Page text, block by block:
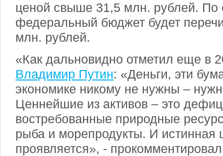
ценой свыше 31,5 млн. рублей. По
федеральный бюджет будет
млн. рублей.
«Как дальновидно отметил еще в
Владимир Путин: «Деньги, эти
экономике никому не нужны –
Ценнейшие из активов – это
востребованные природные
рыба и морепродукты. И истинная
проявляется», -